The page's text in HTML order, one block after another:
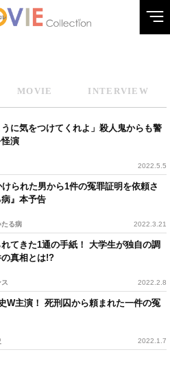
MOVIE INTERVIEW
に気をつけてくれよ」殺人鬼からも警
演
2022.5.5
られた男から1件の冤罪証明を依頼さ
』本予告
る病 2022.3.21
てきた1通の手紙！ 大学生が独自の調
真相とは!?
2022.2.8
W主演！ 死刑囚から頼まれた一件の冤
2022.1.7